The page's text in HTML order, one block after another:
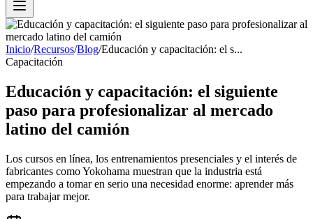
Inicio/Recursos/Blog/Educación y capacitación: el s...
Capacitación
Educación y capacitación: el siguiente
paso para profesionalizar al mercado
latino del camión
Los cursos en línea, los entrenamientos presenciales y el interés de
fabricantes como Yokohama muestran que la industria está
empezando a tomar en serio una necesidad enorme: aprender más
para trabajar mejor.